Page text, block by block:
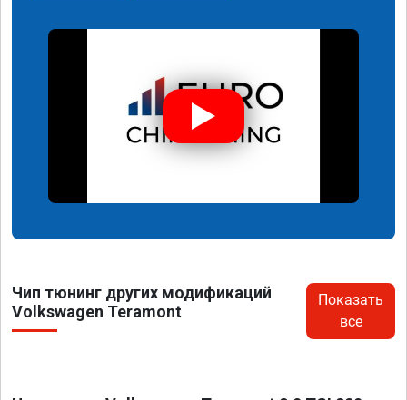
Чип тюнинг других модификаций
Volkswagen Teramont
Показать
все